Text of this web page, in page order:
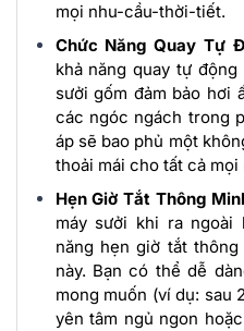
mọi nhu-cầu-thời-tiết.
Chức Năng Quay Tự
khả năng quay tự
sưởi gốm đảm bảo hơi
các ngóc ngách trong
áp sẽ bao phủ một
thoải mái cho tất cả mọi
Hẹn Giờ Tắt Thông
máy sưởi khi ra ngoài
năng hẹn giờ tắt
này. Bạn có thể dễ
mong muốn (ví dụ: sau
yên tâm ngủ ngon